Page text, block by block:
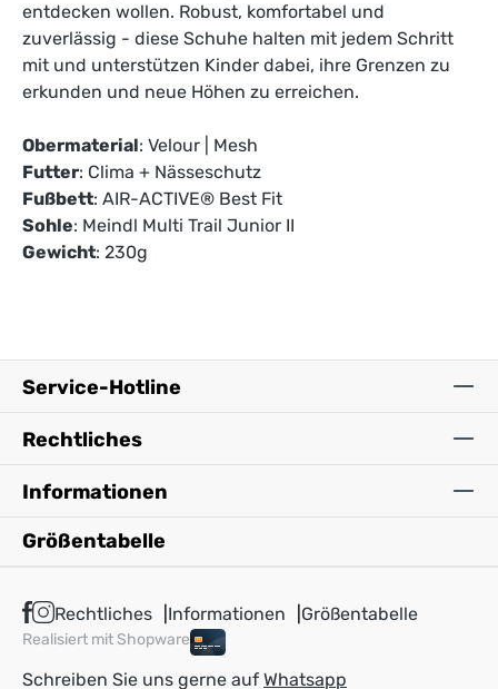
entdecken wollen. Robust, komfortabel und
zuverlässig - diese Schuhe halten mit jedem Schritt
mit und unterstützen Kinder dabei, ihre Grenzen zu
erkunden und neue Höhen zu erreichen.
Obermaterial: Velour | Mesh
Futter: Clima + Nässeschutz
Fußbett: AIR-ACTIVE® Best Fit
Sohle: Meindl Multi Trail Junior II
Gewicht: 230g
Service-Hotline
Rechtliches
Informationen
Größentabelle
Rechtliches Informationen Größentabelle
Realisiert mit Shopware
Schreiben Sie uns gerne auf Whatsapp